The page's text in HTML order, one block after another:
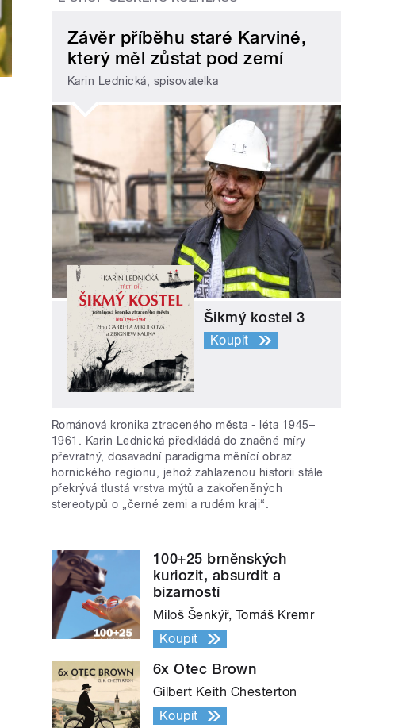
Závěr příběhu staré Karviné,
který měl zůstat pod zemí
Karin Lednická, spisovatelka
Šikmý kostel 3
Koupit
Románová kronika ztraceného města - léta 1945–
1961. Karin Lednická předkládá do značné míry
převratný, dosavadní paradigma měnící obraz
hornického regionu, jehož zahlazenou historii stále
překrývá tlustá vrstva mýtů a zakořeněných
stereotypů o „černé zemi a rudém kraji“.
100+25 brněnských
kuriozit, absurdit a
bizarností
Miloš Šenkýř, Tomáš Kremr
Koupit
6x Otec Brown
Gilbert Keith Chesterton
Koupit